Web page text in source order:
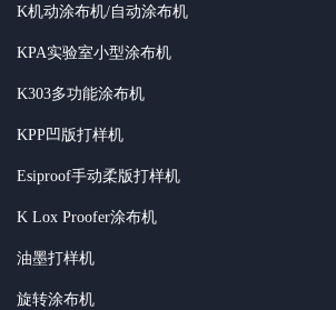
K机动涂布机/自动涂布机
KPA实验室小型涂布机
K303多功能涂布机
KPP凹版打样机
Esiproof手动柔版打样机
K Lox Proofer涂布机
油墨打样机
旋转涂布机